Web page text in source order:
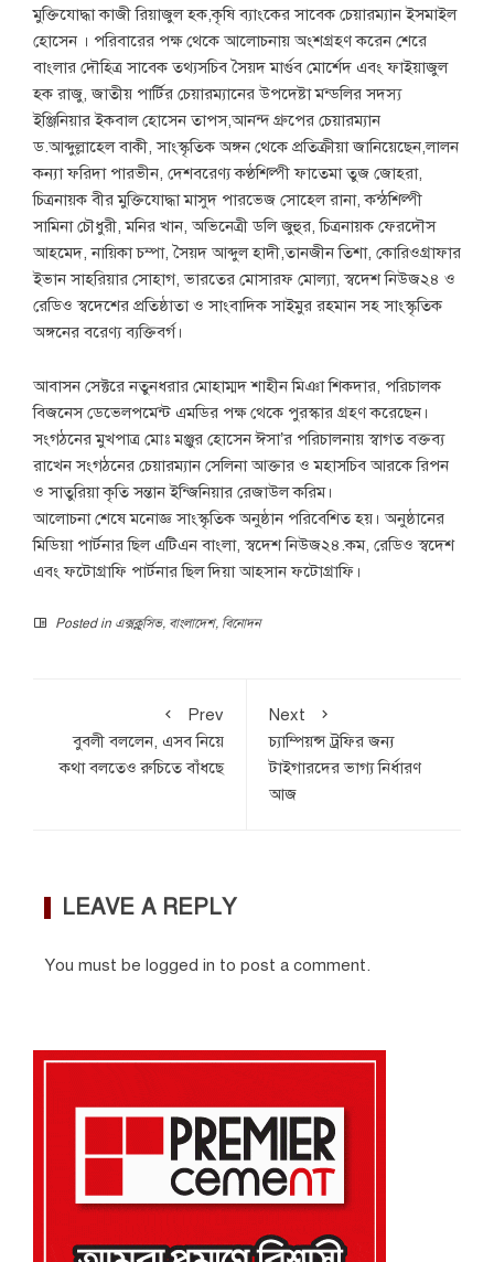
মুক্তিযোদ্ধা কাজী রিয়াজুল হক,কৃষি ব্যাংকের সাবেক চেয়ারম্যান ইসমাইল
হোসেন । পরিবারের পক্ষ থেকে আলোচনায় অংশগ্রহণ করেন শেরে
বাংলার দৌহিত্র সাবেক তথ্যসচিব সৈয়দ মার্গুব মোর্শেদ এবং ফাইয়াজুল
হক রাজু, জাতীয় পার্টির চেয়ারম্যানের উপদেষ্টা মন্ডলির সদস্য
ইঞ্জিনিয়ার ইকবাল হোসেন তাপস,আনন্দ গ্রুপের চেয়ারম্যান
ড.আব্দুল্লাহেল বাকী, সাংস্কৃতিক অঙ্গন থেকে প্রতিক্রীয়া জানিয়েছেন,লালন
কন্যা ফরিদা পারভীন, দেশবরেণ্য কণ্ঠশিল্পী ফাতেমা তুজ জোহরা,
চিত্রনায়ক বীর মুক্তিযোদ্ধা মাসুদ পারভেজ সোহেল রানা, কন্ঠশিল্পী
সামিনা চৌধুরী, মনির খান, অভিনেত্রী ডলি জুহুর, চিত্রনায়ক ফেরদৌস
আহমেদ, নায়িকা চম্পা, সৈয়দ আব্দুল হাদী,তানজীন তিশা, কোরিওগ্রাফার
ইভান সাহরিয়ার সোহাগ, ভারতের মোসারফ মোল্যা, স্বদেশ নিউজ২৪ ও
রেডিও স্বদেশের প্রতিষ্ঠাতা ও সাংবাদিক সাইমুর রহমান সহ সাংস্কৃতিক
অঙ্গনের বরেণ্য ব্যক্তিবর্গ।
আবাসন সেক্টরে নতুনধরার মোহাম্মদ শাহীন মিঞা শিকদার, পরিচালক
বিজনেস ডেভেলপমেন্ট এমডির পক্ষ থেকে পুরস্কার গ্রহণ করেছেন।
সংগঠনের মুখপাত্র মোঃ মঞ্জুর হোসেন ঈসা’র পরিচালনায় স্বাগত বক্তব্য
রাখেন সংগঠনের চেয়ারম্যান সেলিনা আক্তার ও মহাসচিব আরকে রিপন
ও সাতুরিয়া কৃতি সন্তান ইন্জিনিয়ার রেজাউল করিম।
আলোচনা শেষে মনোজ্ঞ সাংস্কৃতিক অনুষ্ঠান পরিবেশিত হয়। অনুষ্ঠানের
মিডিয়া পার্টনার ছিল এটিএন বাংলা, স্বদেশ নিউজ২৪.কম, রেডিও স্বদেশ
এবং ফটোগ্রাফি পার্টনার ছিল দিয়া আহসান ফটোগ্রাফি।
Posted in এক্সক্লুসিভ, বাংলাদেশ, বিনোদন
Prev
বুবলী বললেন, এসব নিয়ে
কথা বলতেও রুচিতে বাঁধছে
Next
চ্যাম্পিয়ন্স ট্রফির জন্য
টাইগারদের ভাগ্য নির্ধারণ
আজ
LEAVE A REPLY
You must be logged in to post a comment.